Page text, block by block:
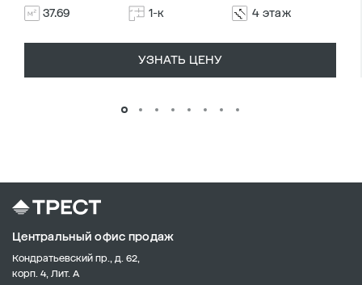
37.69 1-к 4 этаж
УЗНАТЬ ЦЕНУ
Центральный офис продаж
Кондратьевский пр., д. 62,
корп. 4, Лит. А